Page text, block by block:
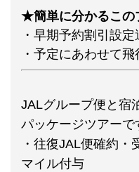
★簡単に分かるこ
・早期予約割引設
・予定にあわせて
JALグループ便と宿
パッケージツアーで
・往復JAL便確約・
マイル付与